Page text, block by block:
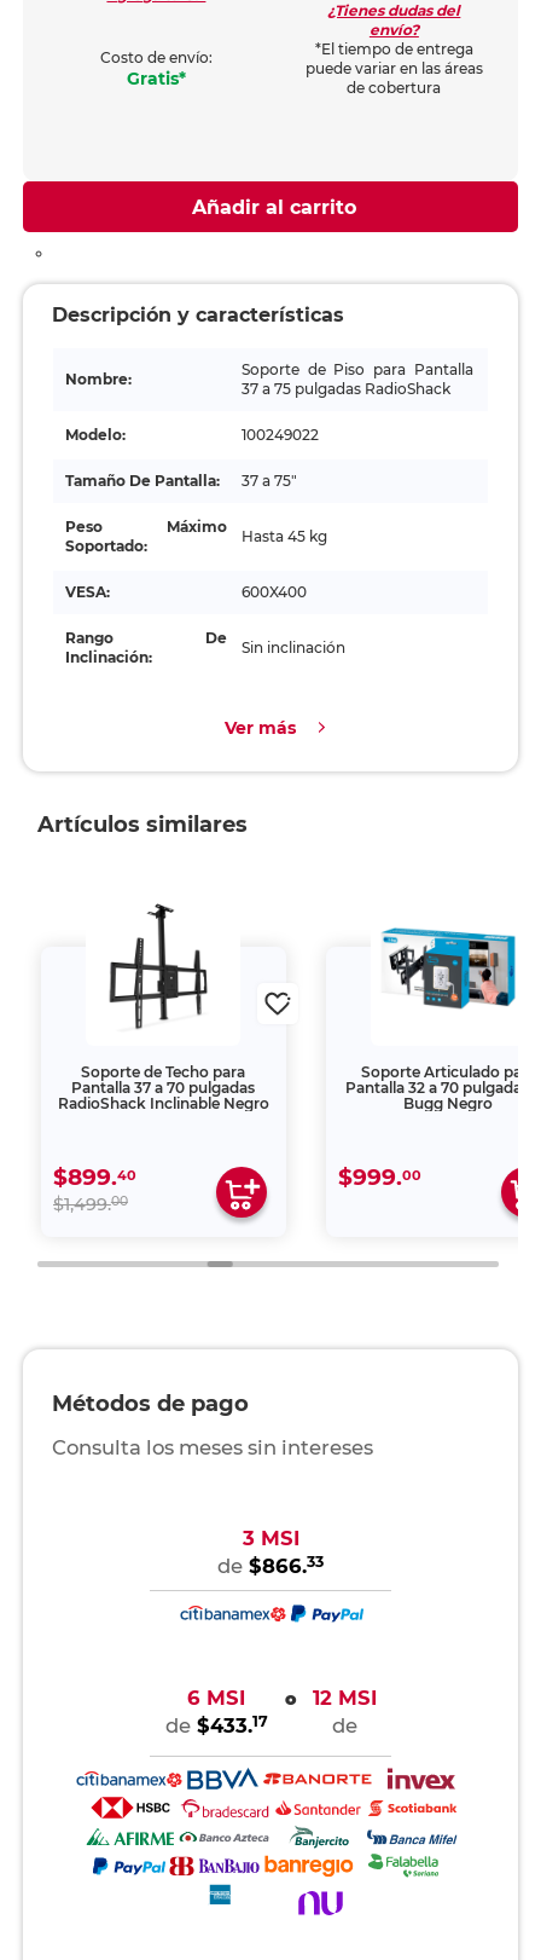
Costo de envío:
Gratis*
¿Tienes dudas del
envío?
*El tiempo de entrega
puede variar en las áreas
de cobertura
Añadir al carrito
Descripción y características
Nombre:
Soporte de Piso para Pantalla
37 a 75 pulgadas RadioShack
Modelo: 100249022
Tamaño De Pantalla: 37 a 75"
Peso Máximo
Soportado:
Hasta 45 kg
VESA: 600X400
Rango De
Inclinación:
Sin inclinación
Ver más
Artículos similares
Soporte de Techo para
Pantalla 37 a 70 pulgadas
RadioShack Inclinable Negro
$899.40
$1,499.00
Soporte Articulado para
Pantalla 32 a 70 pulgadas
Bugg Negro
$999.00
Métodos de pago
Consulta los meses sin intereses
3 MSI
de $866.33
6 MSI
de $433.17
o
12 MSI
de